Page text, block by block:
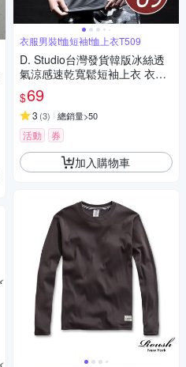
衣服男裝t恤短袖t恤上衣T509
D. Studio台灣發貨韓版冰絲透
氣涼感速乾寬鬆短袖上衣 衣
服 男裝 t恤 短袖t恤 上衣T509
$69
3 (3) 總銷量>50
活動 券
加入購物車